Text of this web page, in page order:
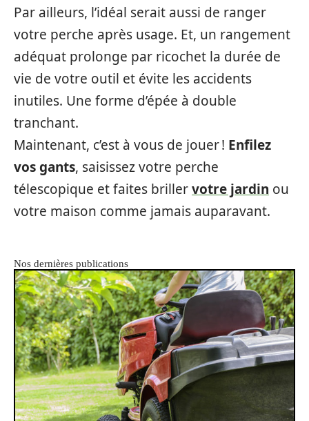
Par ailleurs, l’idéal serait aussi de ranger
votre perche après usage. Et, un rangement
adéquat prolonge par ricochet la durée de
vie de votre outil et évite les accidents
inutiles. Une forme d’épée à double
tranchant.
Maintenant, c’est à vous de jouer ! Enfilez
vos gants, saisissez votre perche
télescopique et faites brillervotre jardin ou
votre maison comme jamais auparavant.
Nos dernières publications